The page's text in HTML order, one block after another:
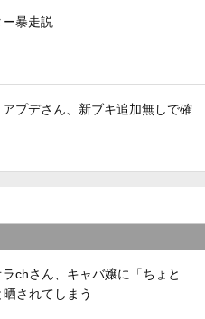
暴走説
アプデさん、新ブキ追加無しで確
ラchさん、キャバ嬢に「ちょと
晒されてしまう